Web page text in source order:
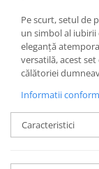
Pe scurt, setul de
un simbol al
eleganță
versatilă, acest
călătoriei
Informatii
Caracteristici